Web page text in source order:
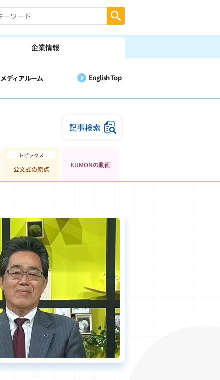
企業情報
メディアルーム English Top
記事検索
公文式の原点
KUMONの動画